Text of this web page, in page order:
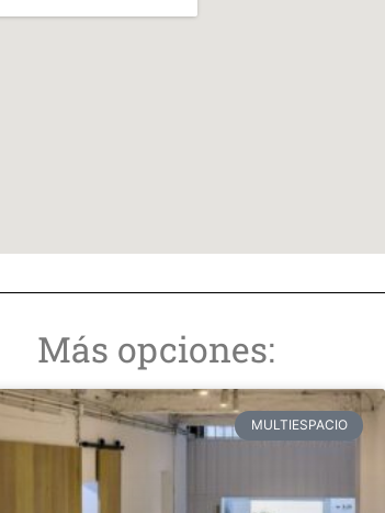
Más opciones:
MULTIESPACIO